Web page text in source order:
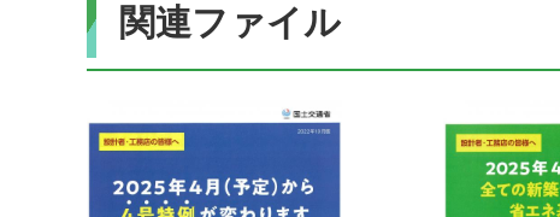
関連ファイル